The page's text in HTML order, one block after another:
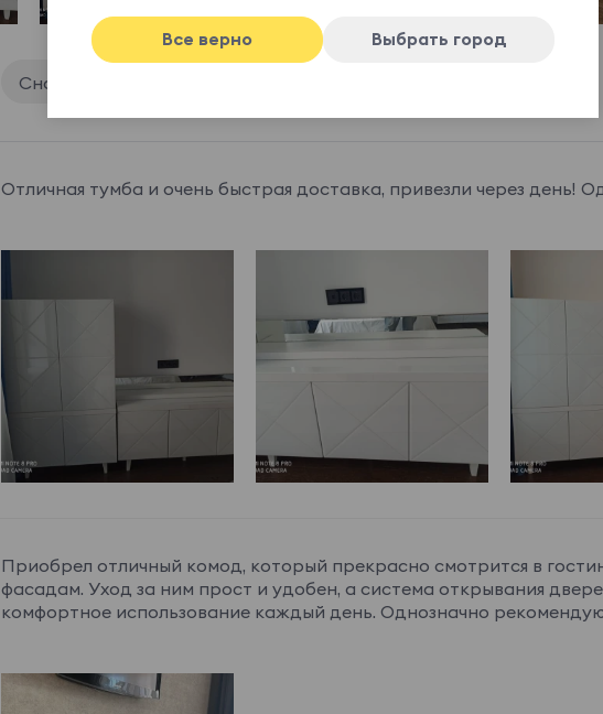
Сначала новые
Отличная тумба и очень быстрая доставка, привезли через день!
Приобрел отличный комод, который прекрасно смотрится в
фасадам. Уход за ним прост и удобен, а система открывания
комфортное использование каждый день. Однозначно
Все верно Выбрать город